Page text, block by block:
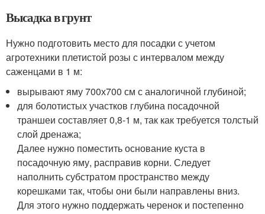
Высадка в грунт
Нужно подготовить место для посадки с учетом
агротехники плетистой розы с интервалом между
саженцами в 1 м:
вырывают яму 700х700 см с аналогичной глубиной;
для болотистых участков глубина посадочной
траншеи составляет 0,8-1 м, так как требуется толстый
слой дренажа;
Далее нужно поместить основание куста в
посадочную яму, расправив корни. Следует
наполнить субстратом пространство между
корешками так, чтобы они были направлены вниз.
Для этого нужно поддержать черенок и постепенно